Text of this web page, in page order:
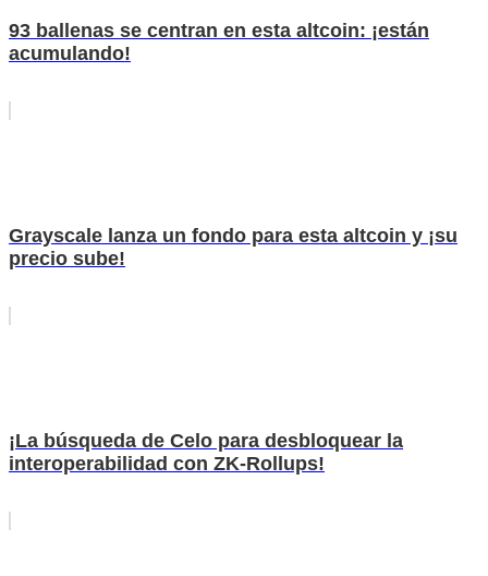
93 ballenas se centran en esta altcoin: ¡están
acumulando!
Grayscale lanza un fondo para esta altcoin y ¡su
precio sube!
¡La búsqueda de Celo para desbloquear la
interoperabilidad con ZK-Rollups!